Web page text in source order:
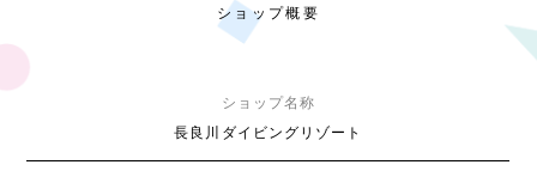
ショップ概要
ショップ名称
長良川ダイビングリゾート